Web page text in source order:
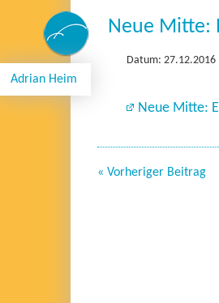
Neue Mitte:
Datum: 27.12.2016
Adrian Heim
Neue Mitte:
« Vorheriger Beitrag